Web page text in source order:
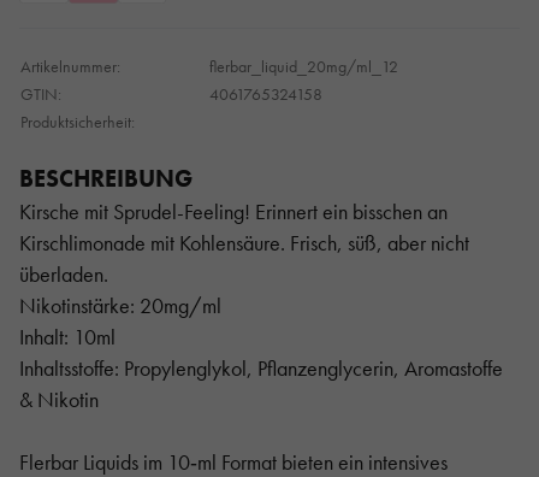
Artikelnummer:
flerbar_liquid_20mg/ml_12
GTIN:
4061765324158
Produktsicherheit:
BESCHREIBUNG
Kirsche mit Sprudel-Feeling! Erinnert ein bisschen an
Kirschlimonade mit Kohlensäure. Frisch, süß, aber nicht
überladen.
Nikotinstärke: 20mg/ml
Inhalt: 10ml
Inhaltsstoffe: Propylenglykol, Pflanzenglycerin, Aromastoffe
& Nikotin
Flerbar Liquids im 10‑ml Format bieten ein intensives